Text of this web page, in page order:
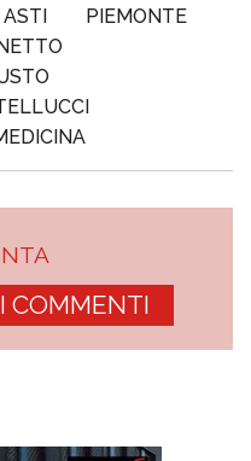
ASTI
PIEMONTE
COMMENTI